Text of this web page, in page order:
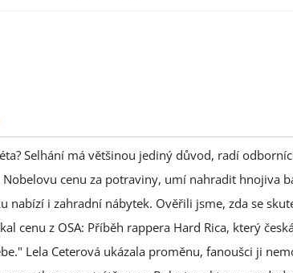
Selhání má většinou jediný důvod, radí
cenu za potraviny, umí nahradit hnojiva
nabízí i zahradní nábytek. Ověřili jsme, zda se
cenu z OSA: Příběh rappera Hard Rica, který
Lela Ceterová ukázala proměnu, fanoušci ji